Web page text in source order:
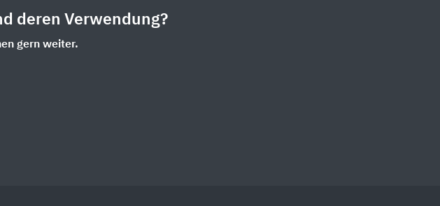
deren Verwendung?
gern weiter.